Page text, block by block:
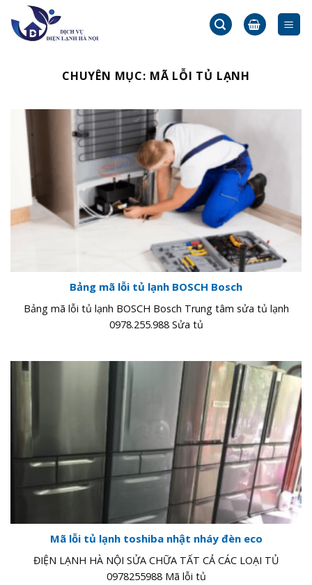
content
CHUYÊN MỤC: MÃ LỖI TỦ LẠNH
Bảng mã lỗi tủ lạnh BOSCH Bosch
Bảng mã lỗi tủ lạnh BOSCH Bosch Trung tâm sửa tủ lạnh
0978.255.988 Sửa tủ
Mã lỗi tủ lạnh toshiba nhật nháy đèn eco
ĐIỆN LẠNH HÀ NỘI SỬA CHỮA TẤT CẢ CÁC LOẠI TỦ
0978255988 Mã lỗi tủ